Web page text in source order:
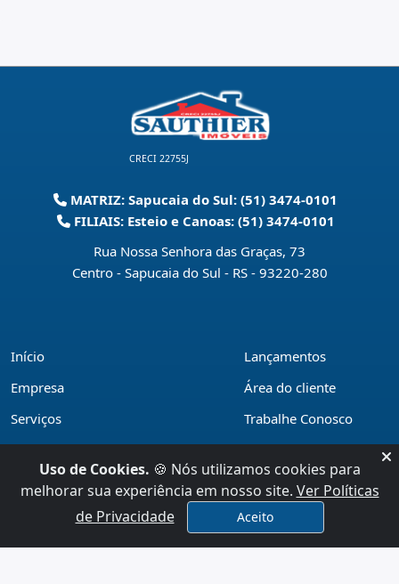
CRECI 22755J
MATRIZ: Sapucaia do Sul: (51) 3474-0101
FILIAIS: Esteio e Canoas: (51) 3474-0101
Rua Nossa Senhora das Graças, 73
Centro - Sapucaia do Sul - RS - 93220-280
Início
Empresa
Serviços
Financiamentos
Locações
Lançamentos
Área do cliente
Trabalhe Conosco
Políticas de privacidade
Contato
Uso de Cookies. 🍪 Nós utilizamos cookies para
melhorar sua experiência em nosso site. Ver Políticas
de Privacidade
Aceito